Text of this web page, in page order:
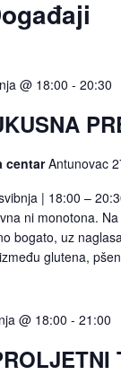
@ 18:00 - 20:30
centarAntunovac
| 18:00 –
ni monotona.
bogato, uz
glutena,
@ 18:00 - 21:00